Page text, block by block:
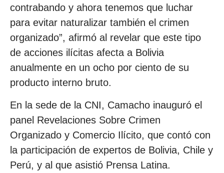
contrabando y ahora tenemos que luchar
para evitar naturalizar también el crimen
organizado”, afirmó al revelar que este tipo
de acciones ilícitas afecta a Bolivia
anualmente en un ocho por ciento de su
producto interno bruto.
En la sede de la CNI, Camacho inauguró el
panel Revelaciones Sobre Crimen
Organizado y Comercio Ilícito, que contó con
la participación de expertos de Bolivia, Chile y
Perú, y al que asistió Prensa Latina.